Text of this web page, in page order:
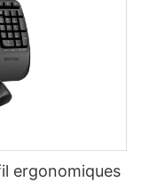
ergonomiques